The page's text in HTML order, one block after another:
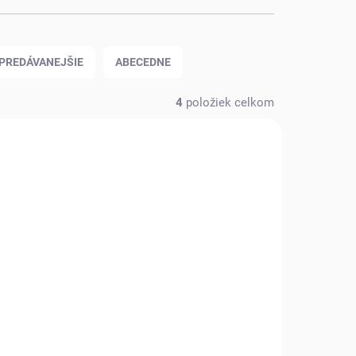
ABECEDNE
4 položiek celkom